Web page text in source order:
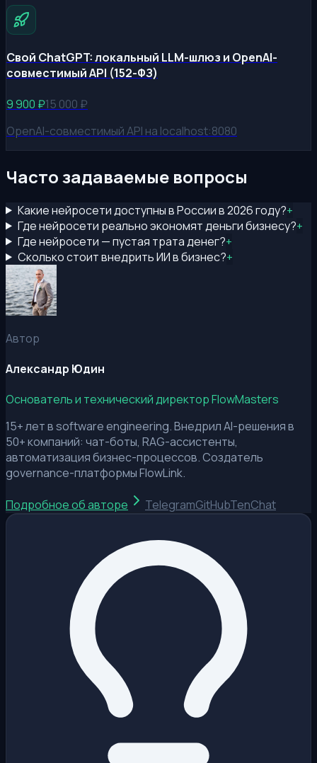
Свой ChatGPT: локальный LLM-шлюз и OpenAI-
совместимый API (152-ФЗ)
9 900 ₽15 000 ₽
OpenAI-совместимый API на localhost:8080
Часто задаваемые вопросы
Какие нейросети доступны в России в 2026 году?+
Где нейросети реально экономят деньги бизнесу?+
Где нейросети — пустая трата денег?+
Сколько стоит внедрить ИИ в бизнес?+
Автор
Александр Юдин
Основатель и технический директор FlowMasters
15+ лет в software engineering. Внедрил AI-решения в
50+ компаний: чат-боты, RAG-ассистенты,
автоматизация бизнес-процессов. Создатель
governance-платформы FlowLink.
Подробное об авторе TelegramGitHubTenChat